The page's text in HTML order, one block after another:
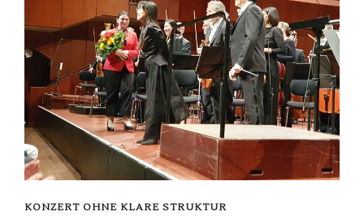
KONZERT OHNE KLARE STRUKTUR